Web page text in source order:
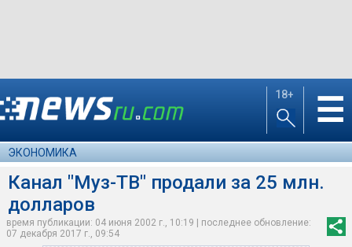
18+ ☰
ЭКОНОМИКА
Канал "Муз-ТВ" продали за 25 млн.
долларов
время публикации: 04 июня 2002 г., 10:19 | последнее обновление:
07 декабря 2017 г., 09:54